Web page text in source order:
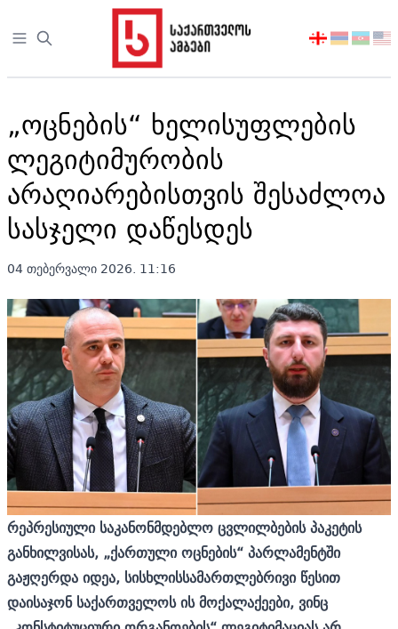
Open sidebar
აირჩიეთ
„ოცნების“ ხელისუფლების
ლეგიტიმურობის
არაღიარებისთვის შესაძლოა
სასჯელი დაწესდეს
04 თებერვალი 2026. 11:16
რეპრესიული საკანონმდებლო ცვლილბების პაკეტის
განხილვისას, „ქართული ოცნების“ პარლამენტში
გაჟღერდა იდეა, სისხლისსამართლებრივი წესით
დაისაჯონ საქართველოს ის მოქალაქეები, ვინც